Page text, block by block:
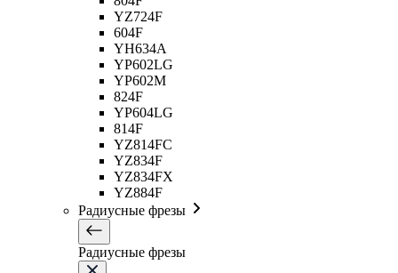
YZ724F
604F
YH634A
YP602LG
YP602M
824F
YP604LG
814F
YZ814FC
YZ834F
YZ834FX
YZ884F
Радиусные фрезы
Радиусные фрезы